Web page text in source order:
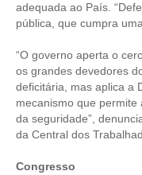
LEGISLAÇÃO
LEI 4.950-A/1966 – PISO
LEI 5.194/1966 –
LEI 6.496/1977 – ART
adequada ao País.
pública, que cumpra
“O governo aperta o
os grandes devedores
deficitária, mas aplica a
mecanismo que
da seguridade”,
da Central dos
Congresso